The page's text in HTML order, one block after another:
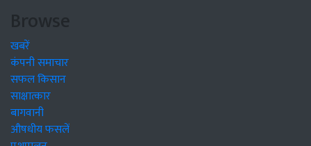
Browse
खबरें
कंपनी समाचार
सफल किसान
साक्षात्कार
बागवानी
औषधीय फसलें